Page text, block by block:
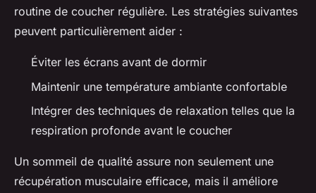
routine de coucher régulière. Les stratégies suivantes
peuvent particulièrement aider :
Éviter les écrans avant de dormir
Maintenir une température ambiante confortable
Intégrer des techniques de relaxation telles que la
respiration profonde avant le coucher
Un sommeil de qualité assure non seulement une
récupération musculaire efficace, mais il améliore